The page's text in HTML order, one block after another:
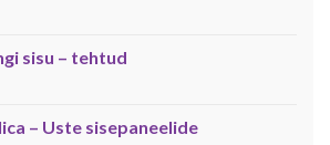
sisu – tehtud
– Uste sisepaneelide